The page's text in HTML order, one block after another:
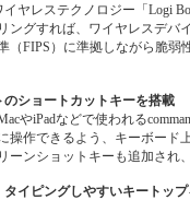
ヤレステクノロジー「Logi
ングすれば、ワイヤレスデ
FIPS）に準拠しながら脆
ショートカットキーを搭載
やiPadなどで使われる
操作できるよう、キーボード
ンショットキーも追加され
イピングしやすいキートップ